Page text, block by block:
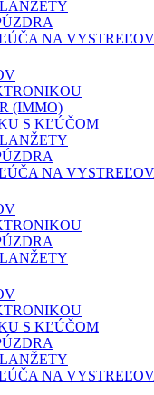
NA
(IMMO)
S KĽÚČOM
NA
S KĽÚČOM
NA